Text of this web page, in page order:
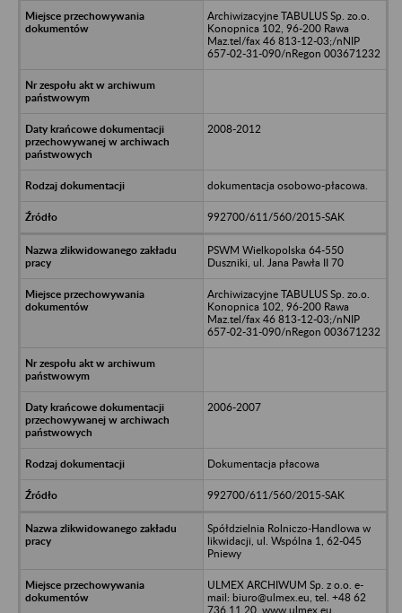
Archiwizacyjne TABULUS Sp. zo.o.
Konopnica 102, 96-200 Rawa
Maz.tel/fax 46 813-12-03;/nNIP
657-02-31-090/nRegon 003671232
2008-2012
dokumentacja osobowo-płacowa.
992700/611/560/2015-SAK
PSWM Wielkopolska 64-550
Duszniki, ul. Jana Pawła II 70
Archiwizacyjne TABULUS Sp. zo.o.
Konopnica 102, 96-200 Rawa
Maz.tel/fax 46 813-12-03;/nNIP
657-02-31-090/nRegon 003671232
2006-2007
Dokumentacja płacowa
992700/611/560/2015-SAK
Spółdzielnia Rolniczo-Handlowa w
likwidacji, ul. Wspólna 1, 62-045
Pniewy
ULMEX ARCHIWUM Sp. z o.o. e-
mail: biuro@ulmex.eu, tel. +48 62
736 11 20, www.ulmex.eu